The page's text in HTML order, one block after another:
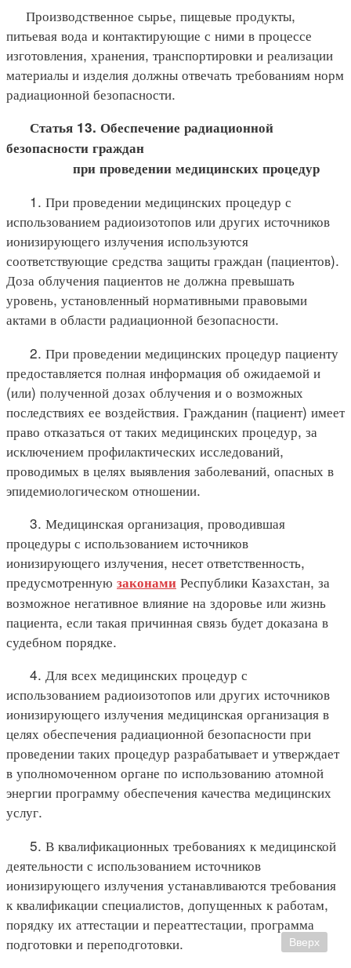
Производственное сырье, пищевые продукты,
питьевая вода и контактирующие с ними в процессе
изготовления, хранения, транспортировки и реализации
материалы и изделия должны отвечать требованиям норм
радиационной безопасности.
Статья 13. Обеспечение радиационной
безопасности граждан
при проведении медицинских процедур
1. При проведении медицинских процедур с
использованием радиоизотопов или других источников
ионизирующего излучения используются
соответствующие средства защиты граждан (пациентов).
Доза облучения пациентов не должна превышать
уровень, установленный нормативными правовыми
актами в области радиационной безопасности.
2. При проведении медицинских процедур пациенту
предоставляется полная информация об ожидаемой и
(или) полученной дозах облучения и о возможных
последствиях ее воздействия. Гражданин (пациент) имеет
право отказаться от таких медицинских процедур, за
исключением профилактических исследований,
проводимых в целях выявления заболеваний, опасных в
эпидемиологическом отношении.
3. Медицинская организация, проводившая
процедуры с использованием источников
ионизирующего излучения, несет ответственность,
предусмотренную законами Республики Казахстан, за
возможное негативное влияние на здоровье или жизнь
пациента, если такая причинная связь будет доказана в
судебном порядке.
4. Для всех медицинских процедур с
использованием радиоизотопов или других источников
ионизирующего излучения медицинская организация в
целях обеспечения радиационной безопасности при
проведении таких процедур разрабатывает и утверждает
в уполномоченном органе по использованию атомной
энергии программу обеспечения качества медицинских
услуг.
5. В квалификационных требованиях к медицинской
деятельности с использованием источников
ионизирующего излучения устанавливаются требования
к квалификации специалистов, допущенных к работам,
порядку их аттестации и переаттестации, программа
подготовки и переподготовки.
Вверх